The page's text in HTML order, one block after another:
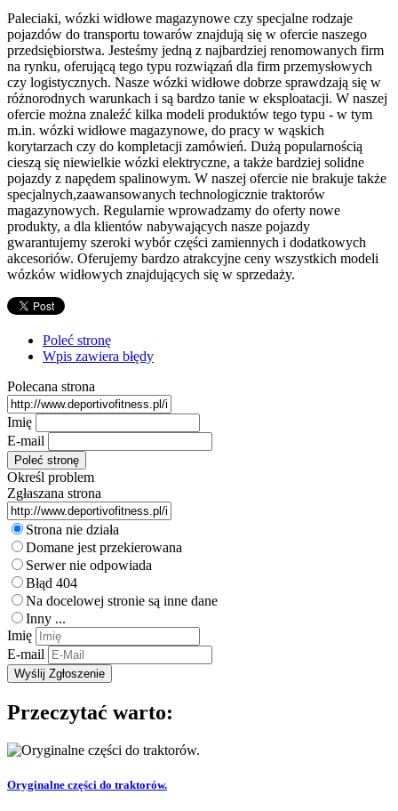
Paleciaki, wózki widłowe magazynowe czy specjalne rodzaje
pojazdów do transportu towarów znajdują się w ofercie naszego
przedsiębiorstwa. Jesteśmy jedną z najbardziej renomowanych firm
na rynku, oferującą tego typu rozwiązań dla firm przemysłowych
czy logistycznych. Nasze wózki widłowe dobrze sprawdzają się w
różnorodnych warunkach i są bardzo tanie w eksploatacji. W naszej
ofercie można znaleźć kilka modeli produktów tego typu - w tym
m.in. wózki widłowe magazynowe, do pracy w wąskich
korytarzach czy do kompletacji zamówień. Dużą popularnością
cieszą się niewielkie wózki elektryczne, a także bardziej solidne
pojazdy z napędem spalinowym. W naszej ofercie nie brakuje także
specjalnych,zaawansowanych technologicznie traktorów
magazynowych. Regularnie wprowadzamy do oferty nowe
produkty, a dla klientów nabywających nasze pojazdy
gwarantujemy szeroki wybór części zamiennych i dodatkowych
akcesoriów. Oferujemy bardzo atrakcyjne ceny wszystkich modeli
wózków widłowych znajdujących się w sprzedaży.
Poleć stronę
Wpis zawiera błędy
Polecana strona
Imię
E-mail
Określ problem
Zgłaszana strona
Strona nie działa
Domane jest przekierowana
Serwer nie odpowiada
Błąd 404
Na docelowej stronie są inne dane
Inny ...
Imię
E-mail
Przeczytać warto:
Oryginalne części do traktorów.